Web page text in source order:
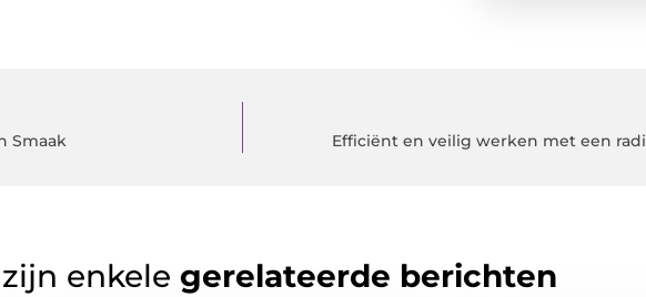
Smaak Efficiënt en veilig werken met een
enkele gerelateerde berichten